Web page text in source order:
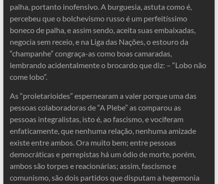
palha, portanto inofensivo. A burguesia, astuta como é,
percebeu que o bolchevismo russo é um perfeitíssimo
boneco de palha, e assim sendo, aceita suas embaixadas,
negocia sem receio, e na Liga das Nações, o estouro da
“champanhe” congraça-as como boas camaradas,
lembrando acidentalmente o brocardo que diz: – “Lobo não
come lobo”.
As “proletarioides” espernearam a valer porque uma das
pessoas colaboradoras de “A Plebe” as comparou as
pessoas integralistas, isto é, ao fascismo, e vociferam
enfaticamente, que nenhuma relação, nenhuma amizade
existe entre ambos. Ora muito bem; entre pessoas
democráticas e perrepistas há um ódio de morte, porém,
ambos são torpes e reacionárias; assim, fascismo e
comunismo, são dois partidos que disputam a hegemonia